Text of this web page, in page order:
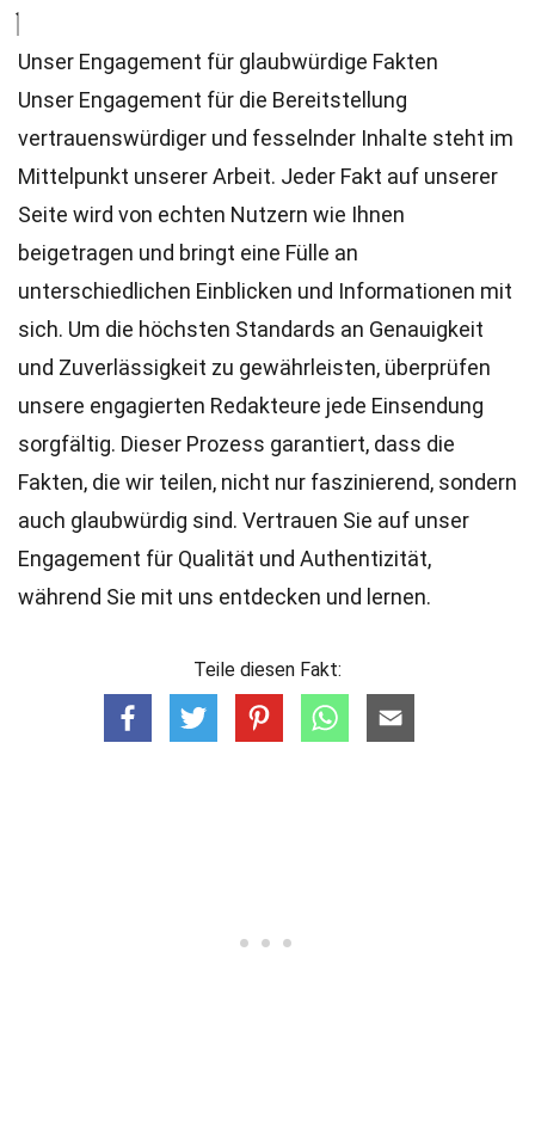
Unser Engagement für glaubwürdige Fakten
Unser Engagement für die Bereitstellung
vertrauenswürdiger und fesselnder Inhalte steht im
Mittelpunkt unserer Arbeit. Jeder Fakt auf unserer
Seite wird von echten Nutzern wie Ihnen
beigetragen und bringt eine Fülle an
unterschiedlichen Einblicken und Informationen mit
sich. Um die höchsten Standards an Genauigkeit
und Zuverlässigkeit zu gewährleisten, überprüfen
unsere engagierten Redakteure jede Einsendung
sorgfältig. Dieser Prozess garantiert, dass die
Fakten, die wir teilen, nicht nur faszinierend, sondern
auch glaubwürdig sind. Vertrauen Sie auf unser
Engagement für Qualität und Authentizität,
während Sie mit uns entdecken und lernen.
Teile diesen Fakt: